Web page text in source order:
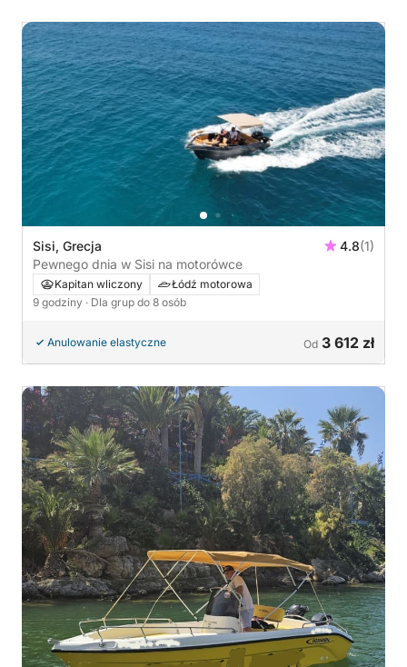
Sisi, Grecja 4.8(1)
Pewnego dnia w Sisi na motorówce
Kapitan wliczony
Łódź motorowa
9 godziny · Dla grup do 8 osób
Anulowanie elastyczne Od 3 612 zł